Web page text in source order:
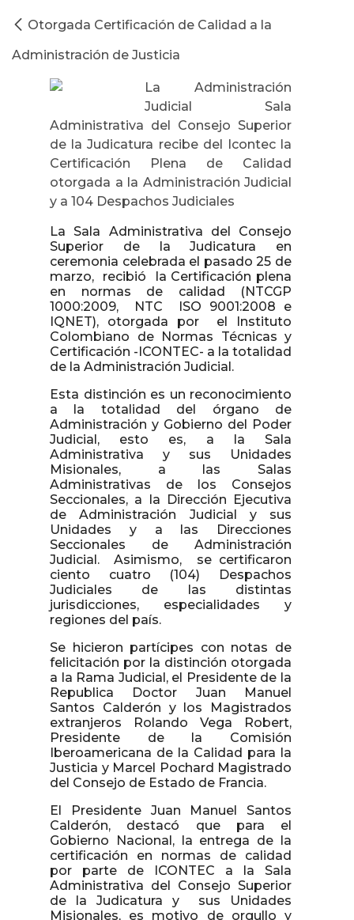
Otorgada Certificación de Calidad a la
Administración de Justicia
La Administración
Judicial Sala
Administrativa del Consejo Superior
de la Judicatura recibe del Icontec la
Certificación Plena de Calidad
otorgada a la Administración Judicial
y a 104 Despachos Judiciales
La Sala Administrativa del Consejo
Superior de la Judicatura en
ceremonia celebrada el pasado 25 de
marzo, recibió la Certificación plena
en normas de calidad (NTCGP
1000:2009, NTC ISO 9001:2008 e
IQNET), otorgada por el Instituto
Colombiano de Normas Técnicas y
Certificación -ICONTEC- a la totalidad
de la Administración Judicial.
Esta distinción es un reconocimiento
a la totalidad del órgano de
Administración y Gobierno del Poder
Judicial, esto es, a la Sala
Administrativa y sus Unidades
Misionales, a las Salas
Administrativas de los Consejos
Seccionales, a la Dirección Ejecutiva
de Administración Judicial y sus
Unidades y a las Direcciones
Seccionales de Administración
Judicial. Asimismo, se certificaron
ciento cuatro (104) Despachos
Judiciales de las distintas
jurisdicciones, especialidades y
regiones del país.
Se hicieron partícipes con notas de
felicitación por la distinción otorgada
a la Rama Judicial, el Presidente de la
Republica Doctor Juan Manuel
Santos Calderón y los Magistrados
extranjeros Rolando Vega Robert,
Presidente de la Comisión
Iberoamericana de la Calidad para la
Justicia y Marcel Pochard Magistrado
del Consejo de Estado de Francia.
El Presidente Juan Manuel Santos
Calderón, destacó que para el
Gobierno Nacional, la entrega de la
certificación en normas de calidad
por parte de ICONTEC a la Sala
Administrativa del Consejo Superior
de la Judicatura y sus Unidades
Misionales, es motivo de orgullo y